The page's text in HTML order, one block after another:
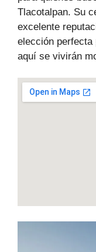
Tlacotalpan. Su
excelente
elección perfecta
aquí se vivirán